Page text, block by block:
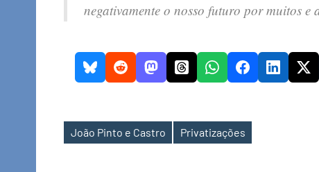
negativamente o nosso futuro por muitos e
Etiquetas
João Pinto e Castro Privatizações